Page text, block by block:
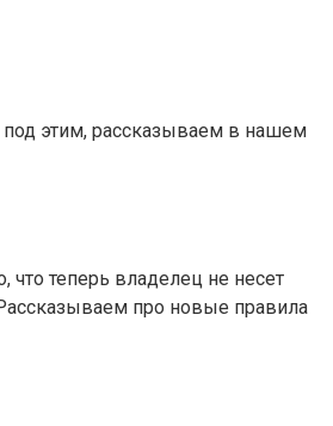
под этим, рассказываем в нашем
что теперь владелец не несет
про новые правила